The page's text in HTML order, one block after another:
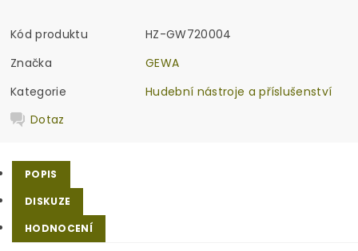
Kód produktu
HZ-GW720004
Značka
GEWA
Kategorie
Hudební nástroje a příslušenství
Dotaz
POPIS
DISKUZE
HODNOCENÍ